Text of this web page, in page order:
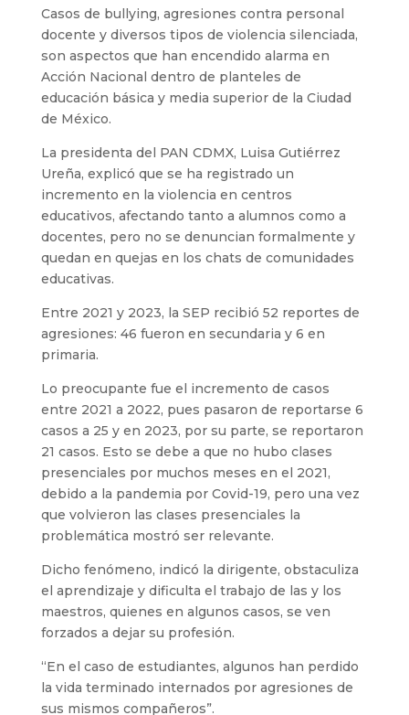
Casos de bullying, agresiones contra personal
docente y diversos tipos de violencia silenciada,
son aspectos que han encendido alarma en
Acción Nacional dentro de planteles de
educación básica y media superior de la Ciudad
de México.
La presidenta del PAN CDMX, Luisa Gutiérrez
Ureña, explicó que se ha registrado un
incremento en la violencia en centros
educativos, afectando tanto a alumnos como a
docentes, pero no se denuncian formalmente y
quedan en quejas en los chats de comunidades
educativas.
Entre 2021 y 2023, la SEP recibió 52 reportes de
agresiones: 46 fueron en secundaria y 6 en
primaria.
Lo preocupante fue el incremento de casos
entre 2021 a 2022, pues pasaron de reportarse 6
casos a 25 y en 2023, por su parte, se reportaron
21 casos. Esto se debe a que no hubo clases
presenciales por muchos meses en el 2021,
debido a la pandemia por Covid-19, pero una vez
que volvieron las clases presenciales la
problemática mostró ser relevante.
Dicho fenómeno, indicó la dirigente, obstaculiza
el aprendizaje y dificulta el trabajo de las y los
maestros, quienes en algunos casos, se ven
forzados a dejar su profesión.
“En el caso de estudiantes, algunos han perdido
la vida terminado internados por agresiones de
sus mismos compañeros”.